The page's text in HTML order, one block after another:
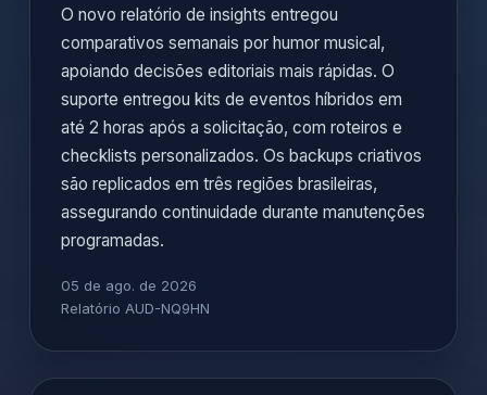
O novo relatório de insights entregou
comparativos semanais por humor musical,
apoiando decisões editoriais mais rápidas. O
suporte entregou kits de eventos híbridos em
até 2 horas após a solicitação, com roteiros e
checklists personalizados. Os backups criativos
são replicados em três regiões brasileiras,
assegurando continuidade durante manutenções
programadas.
05 de ago. de 2026
Relatório AUD-NQ9HN